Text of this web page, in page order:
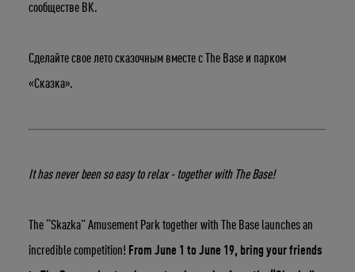
Укажите ваш возраст
сообществе ВК.
Сделайте свое лето сказочным вместе с The Base и парком
«Сказка».
It has never been so easy to relax - together with The Base!
The “Skazka” Amusement Park together with The Base launches an
incredible competition! From June 1 to June 19, bring your friends